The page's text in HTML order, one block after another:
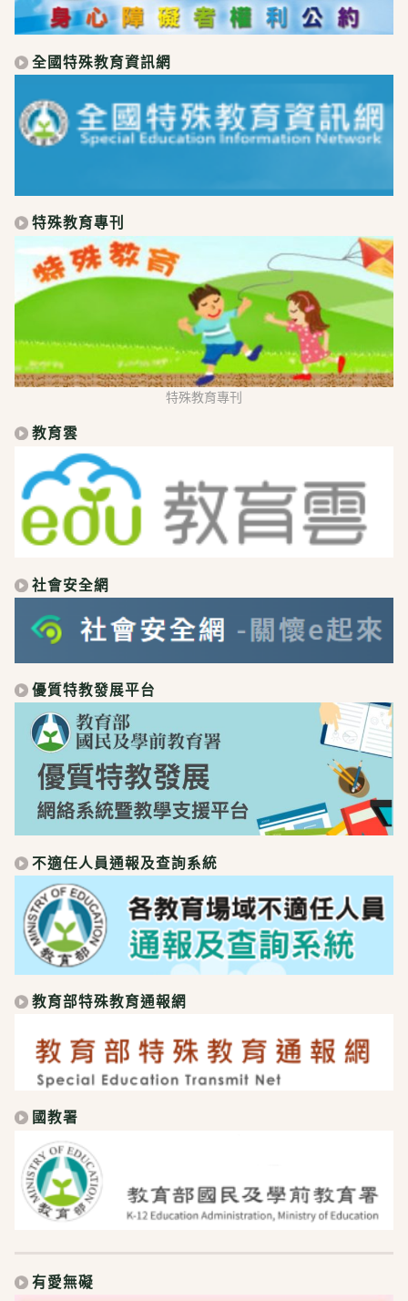
全國特殊教育資訊網
特殊教育專刊
特殊教育專刊
教育雲
社會安全網
優質特教發展平台
不適任人員通報及查詢系統
教育部特殊教育通報網
國教署
有愛無礙